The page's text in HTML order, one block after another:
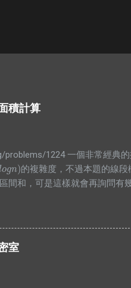
積計算
problems/1224 一個非常經典
ogn)
gn)
的複雜度，不過本題的線
間和，可是這樣就會再詢問
發現區間和根本沒用，所以就
#define PB push_back
= 1000000 + 5; struct bian{
E; class SegTree{
室